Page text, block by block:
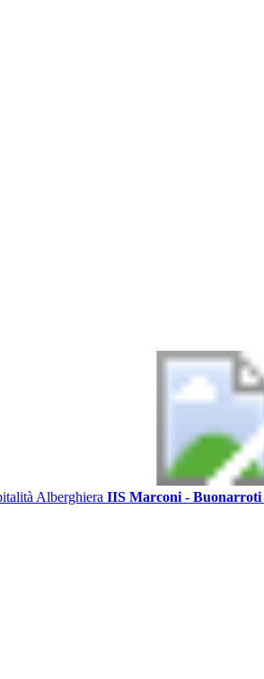
Alberghiera IIS Marconi - Buonarroti